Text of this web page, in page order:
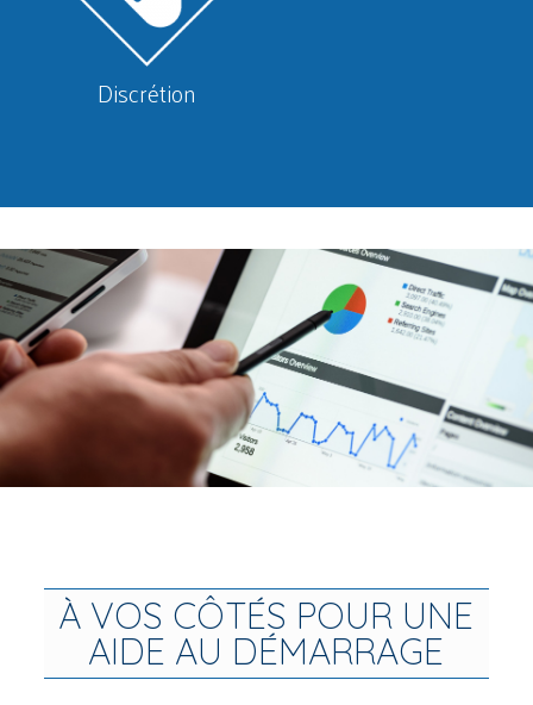
Discrétion
À VOS CÔTÉS POUR UNE
AIDE AU DÉMARRAGE